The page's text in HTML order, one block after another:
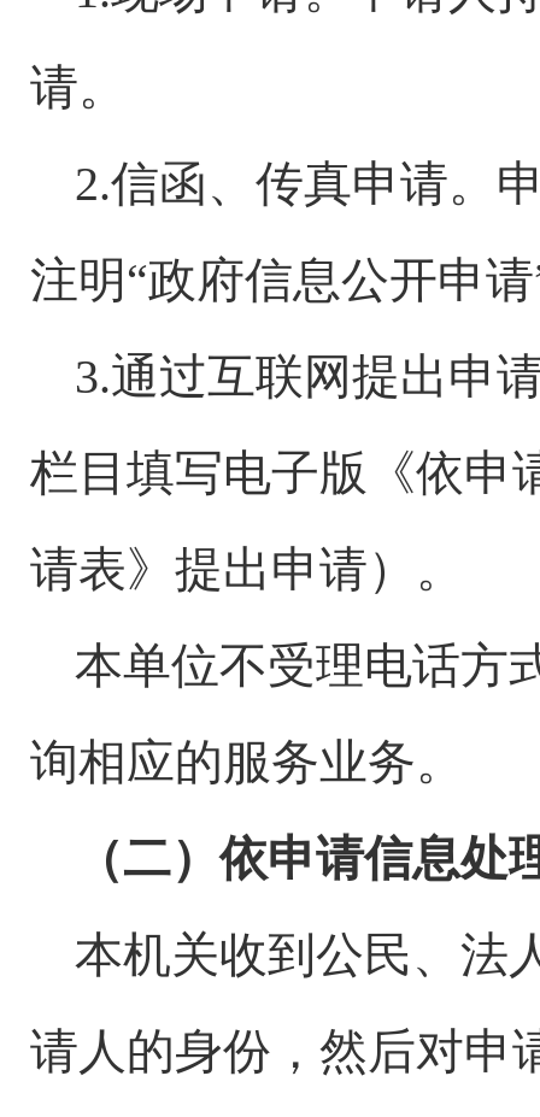
请。
2.信函、传真申请。
注明“政府信息公开申
3.通过互联网提出申
栏目填写电子版《依申
请表》提出申请）。
本单位不受理电话方
询相应的服务业务。
（二）依申请信息处
本机关收到公民、法
请人的身份，然后对申